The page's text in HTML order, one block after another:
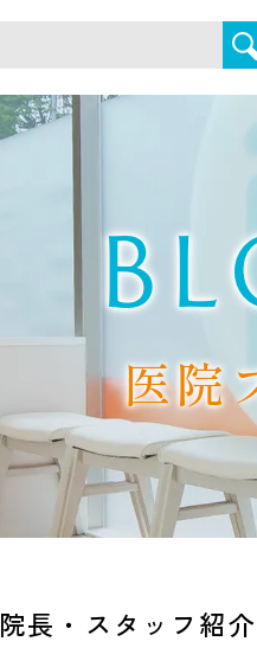
医院
院長・スタッフ紹介